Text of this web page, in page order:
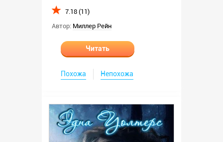
7.18 (11)
Автор: Миллер Рейн
Читать
Похожа Непохожа